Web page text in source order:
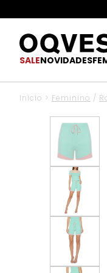
SALENOVIDADES
Início > Feminino /